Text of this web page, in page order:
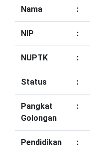
Nama :
NIP :
NUPTK :
Status :
Pangkat
Golongan
:
Pendidikan :